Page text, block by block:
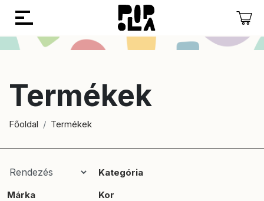
Termékek
Főoldal Termékek
Kategória
Márka
Kor